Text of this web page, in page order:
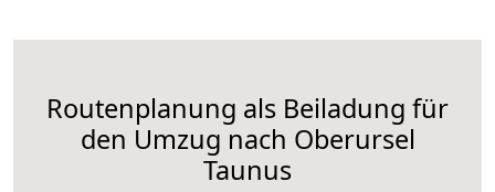
Routenplanung als Beiladung für
den Umzug nach Oberursel
Taunus